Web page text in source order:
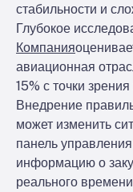
стабильности и
Глубокое
Компания
авиационная
15% с точки
Внедрение
может изменить
панель
информацию о
реального